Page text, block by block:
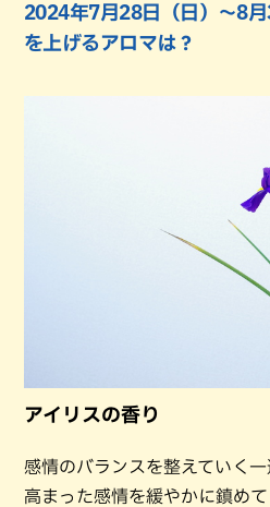
2024年7月28日（日）〜8
を上げるアロマは？
アイリスの香り
感情のバランスを整えていく一
高まった感情を緩やかに鎮め